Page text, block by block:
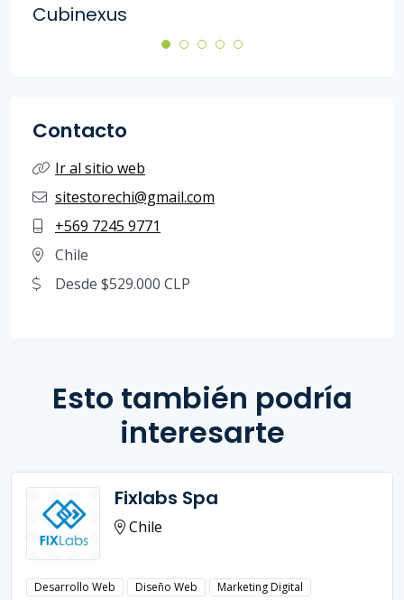
Cubinexus
Contacto
Ir al sitio web
sitestorechi@gmail.com
+569 7245 9771
Chile
Desde $529.000 CLP
Esto también podría
interesarte
Fixlabs Spa
Chile
Desarrollo Web Diseño Web
Marketing Digital